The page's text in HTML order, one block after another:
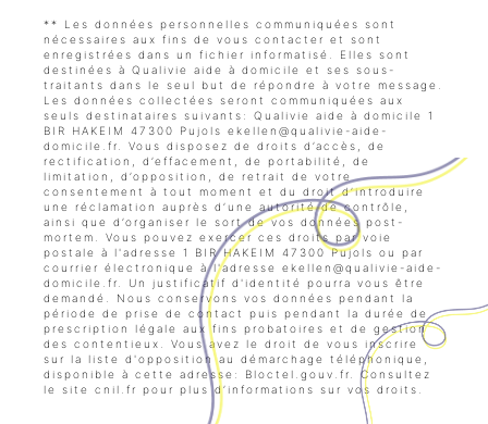
** Les données personnelles communiquées sont
nécessaires aux fins de vous contacter et sont
enregistrées dans un fichier informatisé. Elles sont
destinées à Qualivie aide à domicile et ses sous-
traitants dans le seul but de répondre à votre message.
Les données collectées seront communiquées aux
seuls destinataires suivants: Qualivie aide à domicile 1
BIR HAKEIM 47300 Pujols ekellen@qualivie-aide-
domicile.fr. Vous disposez de droits d’accès, de
rectification, d’effacement, de portabilité, de
limitation, d’opposition, de retrait de votre
consentement à tout moment et du droit d’introduire
une réclamation auprès d’une autorité de contrôle,
ainsi que d’organiser le sort de vos données post-
mortem. Vous pouvez exercer ces droits par voie
postale à l'adresse 1 BIR HAKEIM 47300 Pujols ou par
courrier électronique à l'adresse ekellen@qualivie-aide-
domicile.fr. Un justificatif d'identité pourra vous être
demandé. Nous conservons vos données pendant la
période de prise de contact puis pendant la durée de
prescription légale aux fins probatoires et de gestion
des contentieux. Vous avez le droit de vous inscrire
sur la liste d'opposition au démarchage téléphonique,
disponible à cette adresse: Bloctel.gouv.fr . Consultez
le site cnil.fr pour plus d’informations sur vos droits.